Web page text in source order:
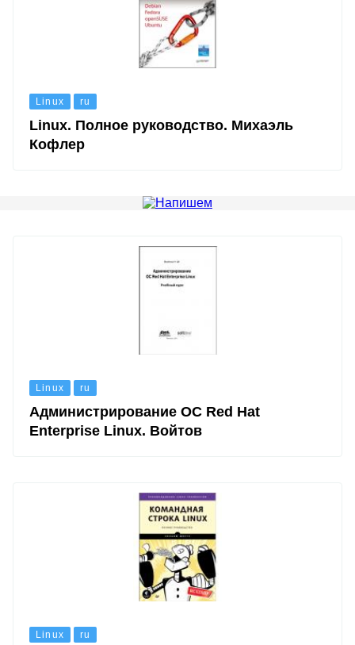
Linux ru
Linux. Полное руководство. Михаэль
Кофлер
Linux ru
Администрирование ОС Red Hat
Enterprise Linux. Войтов
Linux ru